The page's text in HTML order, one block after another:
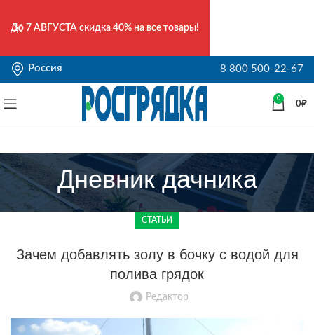
Россия 8 800 500-22-67
0
0₽
Дневник дачника
СТАТЬИ
Зачем добавлять золу в бочку с водой для
полива грядок
Редактор
До 7 АВГУСТА скидка 40% на все товары!